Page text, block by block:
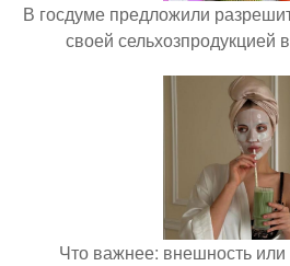
В госдуме предложили
своей сельхозпродукцией
Что важнее: внешность